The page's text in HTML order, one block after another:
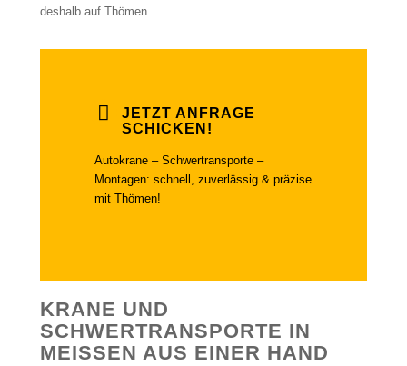
deshalb auf Thömen.
JETZT ANFRAGE
SCHICKEN!
Autokrane – Schwertransporte –
Montagen: schnell, zuverlässig & präzise
mit Thömen!
KRANE UND
SCHWERTRANSPORTE IN
MEISSEN AUS EINER HAND